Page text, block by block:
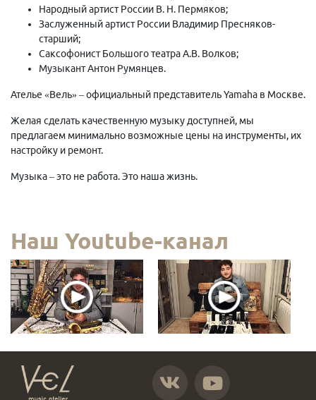
Народный артист России В. Н. Пермяков;
Заслуженный артист России Владимир Пресняков-
старший;
Саксофонист Большого театра А.В. Волков;
Музыкант Антон Румянцев.
Ателье «Вель» – официальный представитель Yamaha в Москве.
Желая сделать качественную музыку доступней, мы
предлагаем минимально возможные цены на инструменты, их
настройку и ремонт.
Музыка – это не работа. Это наша жизнь.
Наш Youtube-канал